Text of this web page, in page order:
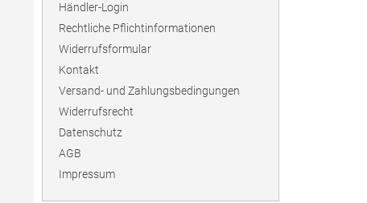
Händler-Login
Rechtliche Pflichtinformationen
Widerrufsformular
Kontakt
Versand- und Zahlungsbedingungen
Widerrufsrecht
Datenschutz
AGB
Impressum